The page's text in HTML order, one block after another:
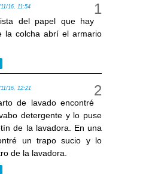
16, 11:54
del papel que hay
la colcha abrí el armario
16, 12:21
de lavado encontré
detergente y lo puse
de la lavadora. En una
un trapo sucio y lo
de la lavadora.